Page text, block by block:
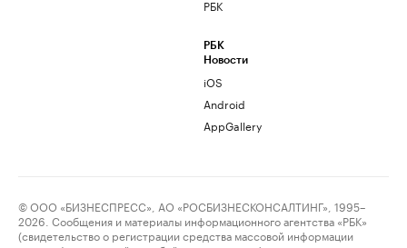
РБК
РБК
Новости
iOS
Android
AppGallery
© ООО «БИЗНЕСПРЕСС», АО «РОСБИЗНЕСКОНСАЛТИНГ», 1995–
2026. Сообщения и материалы информационного агентства «РБК»
(свидетельство о регистрации средства массовой информации